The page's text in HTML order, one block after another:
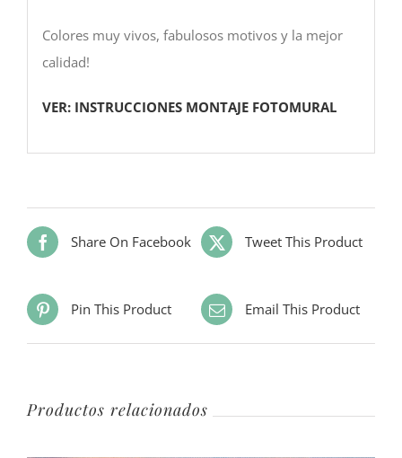
Colores muy vivos, fabulosos motivos y la mejor
calidad!
VER: INSTRUCCIONES MONTAJE FOTOMURAL
Share On Facebook Tweet This Product
Pin This Product Email This Product
Productos relacionados